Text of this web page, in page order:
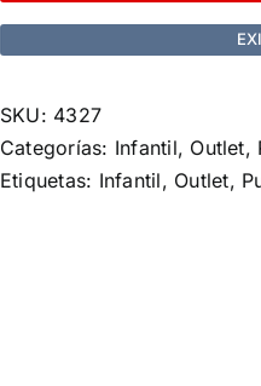
SKU: 4327
Categorías: Infantil, Outlet,
Etiquetas: Infantil, Outlet,